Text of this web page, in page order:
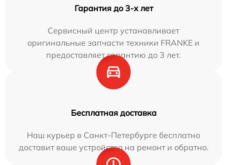
Гарантия до 3-х лет
Сервисный центр устанавливает
оригинальные запчасти техники FRANKE и
предоставляет гарантию до 3 лет.
Бесплатная доставка
Наш курьер в Санкт-Петербурге бесплатно
доставит ваше устройство на ремонт и обратно.